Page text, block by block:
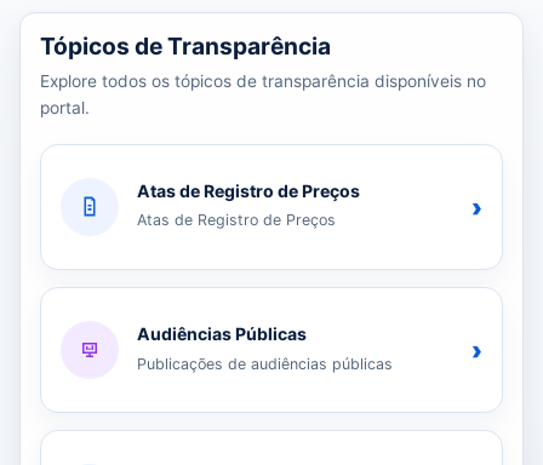
39 tópicos carregados do banco de dados.
Tópicos de Transparência
Explore todos os tópicos de transparência disponíveis no
portal.
Atas de Registro de Preços
Atas de Registro de Preços ›
Audiências Públicas
Publicações de audiências públicas ›